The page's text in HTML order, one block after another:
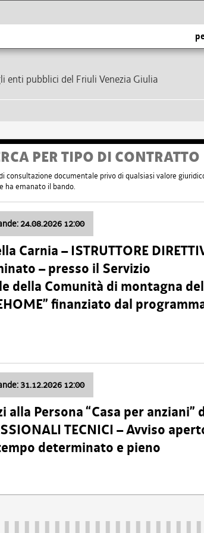
enti pubblici del Friuli Venezia Giulia
PER TIPO DI CONTRATTO
documentale privo di qualsiasi valore
ha emanato il bando.
24.08.2026 12:00
Carnia – ISTRUTTORE
– presso il Servizio
della Comunità di montagna
finanziato dal
31.12.2026 12:00
Persona “Casa per anziani”
TECNICI – Avviso
determinato e pieno